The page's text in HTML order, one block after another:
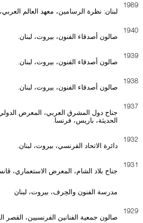
1989
لبنان: نظرة الرسامين، معهد العالم
1940
صالون أصدقاء الفنون، بيروت، لبنان.
1939
صالون أصدقاء الفنون، بيروت، لبنان.
1938
صالون أصدقاء الفنون، بيروت، لبنان.
1937
جناح دول المشرق العربي، المعرض الدولي
الحديثة، باريس، فرنسا.
1932
دائرة الاتحاد الفرنسي، بيروت، لبنان.
1931
جناح بلاد الشام، المعرض الاستعماري،
مدرسة الفنون والحِرف، بيروت، لبنان
1929
صالون جمعية الفنانين الفرنسيين، القصر